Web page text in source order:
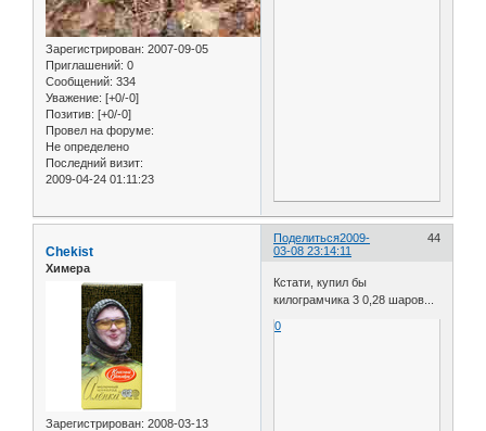
Зарегистрирован: 2007-09-05
Приглашений: 0
Сообщений: 334
Уважение: [+0/-0]
Позитив: [+0/-0]
Провел на форуме:
Не определено
Последний визит:
2009-04-24 01:11:23
Поделиться 44
2009-
03-08 23:14:11
Chekist
Химера
Зарегистрирован: 2008-03-13
Кстати, купил бы
килограмчика 3 0,28 шаров...
0